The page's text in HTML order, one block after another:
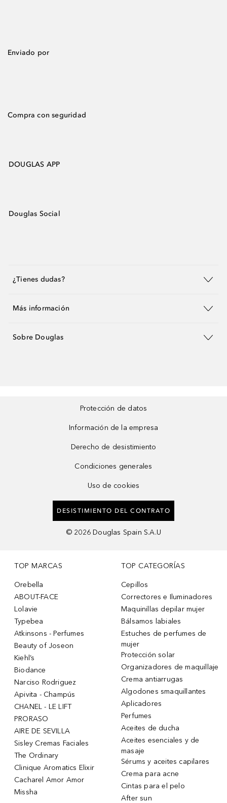
Enviado por
Compra con seguridad
DOUGLAS APP
Douglas Social
¿Tienes dudas?
Más información
Sobre Douglas
Protección de datos
Información de la empresa
Derecho de desistimiento
Condiciones generales
Uso de cookies
DESISTIMIENTO DEL CONTRATO
© 2026 Douglas Spain S.A.U
TOP MARCAS
Orebella
ABOUT-FACE
Lolavie
Typebea
Atkinsons - Perfumes
Beauty of Joseon
Kiehl’s
Biodance
Narciso Rodriguez
Apivita - Champús
CHANEL - LE LIFT
PRORASO
AIRE DE SEVILLA
Sisley Cremas Faciales
The Ordinary
Clinique Aromatics Elixir
Cacharel Amor Amor
Missha
TOP CATEGORÍAS
Cepillos
Correctores e Iluminadores
Maquinillas depilar mujer
Bálsamos labiales
Estuches de perfumes de
mujer
Protección solar
Organizadores de maquillaje
Crema antiarrugas
Algodones smaquillantes
Aplicadores
Perfumes
Aceites de ducha
Aceites esenciales y de
masaje
Sérums y aceites capilares
Crema para acne
Cintas para el pelo
After sun